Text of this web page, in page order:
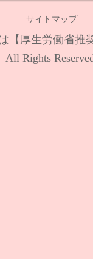
サイトマップ
【厚生労働省推
All Rights